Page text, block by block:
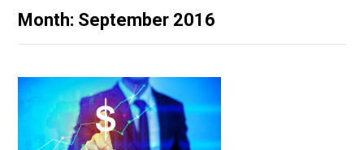
Month: September 2016